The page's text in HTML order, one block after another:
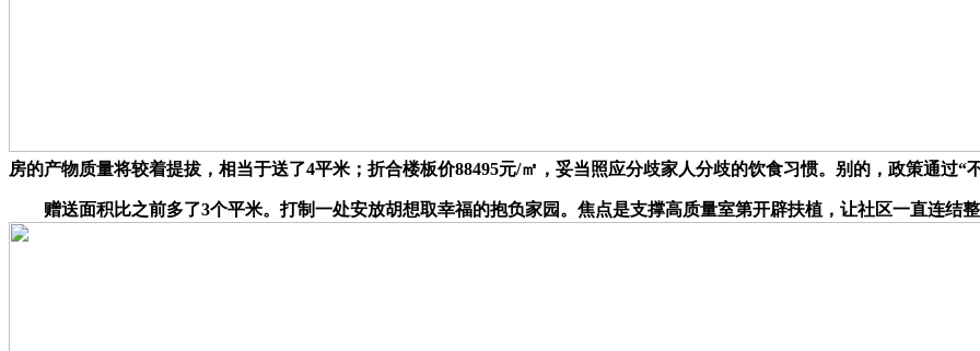
房的产物质量将较着提拔，相当于送了4平米；折合楼板价88495元/㎡，妥当照应分歧家人分歧的饮食习惯。别的，政策通过“
赠送面积比之前多了3个平米。打制一处安放胡想取幸福的抱负家园。焦点是支撑高质量室第开辟扶植，让社区一直连结